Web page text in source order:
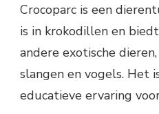
Crocoparc is een
is in krokodillen en
andere exotische
slangen en vogels. Het
educatieve ervaring